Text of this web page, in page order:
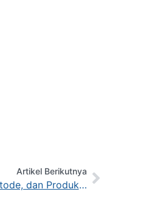
Artikel Berikutnya
Bagaimana Proses Penambangan Nikel? Ini Tahapan, Metode, dan Produknya